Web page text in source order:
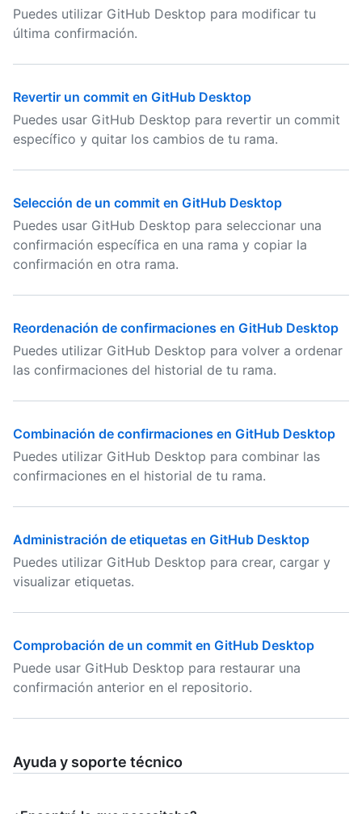
Puedes utilizar GitHub Desktop para modificar tu
última confirmación.
Revertir un commit en GitHub Desktop
Puedes usar GitHub Desktop para revertir un commit
específico y quitar los cambios de tu rama.
Selección de un commit en GitHub Desktop
Puedes usar GitHub Desktop para seleccionar una
confirmación específica en una rama y copiar la
confirmación en otra rama.
Reordenación de confirmaciones en GitHub Desktop
Puedes utilizar GitHub Desktop para volver a ordenar
las confirmaciones del historial de tu rama.
Combinación de confirmaciones en GitHub Desktop
Puedes utilizar GitHub Desktop para combinar las
confirmaciones en el historial de tu rama.
Administración de etiquetas en GitHub Desktop
Puedes utilizar GitHub Desktop para crear, cargar y
visualizar etiquetas.
Comprobación de un commit en GitHub Desktop
Puede usar GitHub Desktop para restaurar una
confirmación anterior en el repositorio.
Ayuda y soporte técnico